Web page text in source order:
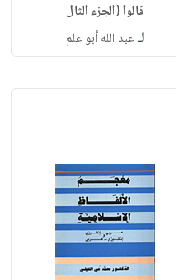
قالوا (الجزء الثال
لـعبد الله أبو علم